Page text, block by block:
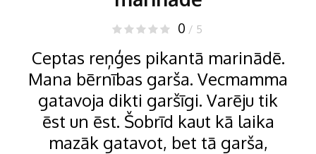
0 / 5
Ceptas reņģes pikantā marinādē.
Mana bērnības garša. Vecmamma
gatavoja dikti garšīgi. Varēju tik
ēst un ēst. Šobrīd kaut kā laika
mazāk gatavot, bet tā garša,